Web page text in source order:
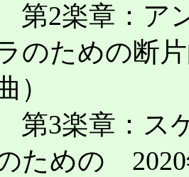
第2楽章：ア
のための断
）
第3楽章：ス
ための 2020